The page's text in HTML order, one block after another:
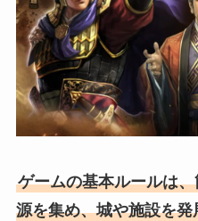
ゲームの基本ルールは
源を集め、城や施設を